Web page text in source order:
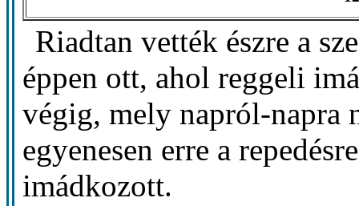
Riadtan vették észre a
éppen ott, ahol reggeli
végig, mely napról-napra
egyenesen erre a
imádkozott.